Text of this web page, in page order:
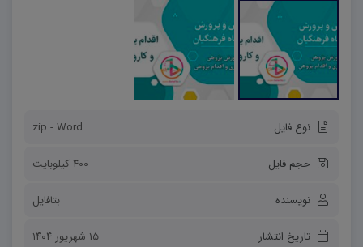
نوع فایل zip - Word
حجم فایل 400 کیلوبایت
نویسنده بتافایل
تاریخ انتشار ۱۵ شهریور ۱۴۰۴